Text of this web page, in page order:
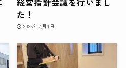
た！
2026年7月1日